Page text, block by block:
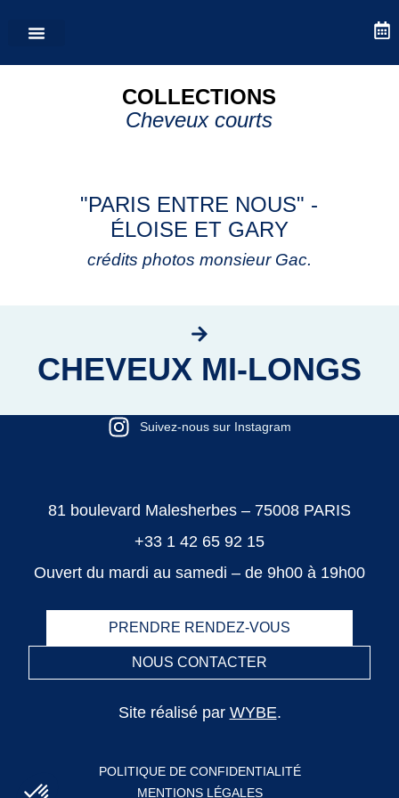
COLLECTIONS
Cheveux courts
"PARIS ENTRE NOUS" -
ÉLOISE ET GARY
crédits photos monsieur Gac.
CHEVEUX MI-LONGS
Suivez-nous sur Instagram
81 boulevard Malesherbes – 75008 PARIS
+33 1 42 65 92 15
Ouvert du mardi au samedi – de 9h00 à 19h00
PRENDRE RENDEZ-VOUS
NOUS CONTACTER
Site réalisé par WYBE.
POLITIQUE DE CONFIDENTIALITÉ
MENTIONS LÉGALES